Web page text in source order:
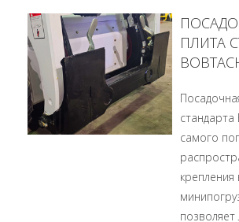
ПЛИТА
самого